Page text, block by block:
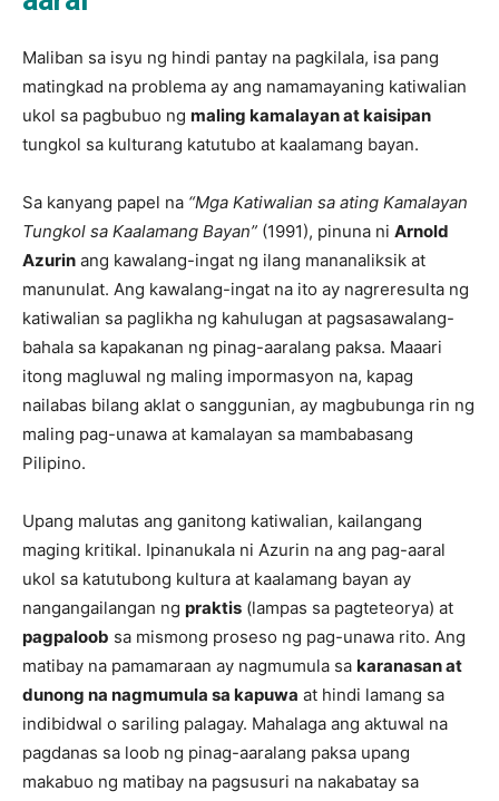
Maliban sa isyu ng hindi pantay na pagkilala, isa pang
matingkad na problema ay ang namamayaning katiwalian
ukol sa pagbubuo ng maling kamalayan at kaisipan
tungkol sa kulturang katutubo at kaalamang bayan.
Sa kanyang papel na “Mga Katiwalian sa ating Kamalayan
Tungkol sa Kaalamang Bayan” (1991), pinuna ni Arnold
Azurin ang kawalang-ingat ng ilang mananaliksik at
manunulat. Ang kawalang-ingat na ito ay nagreresulta ng
katiwalian sa paglikha ng kahulugan at pagsasawalang-
bahala sa kapakanan ng pinag-aaralang paksa. Maaari
itong magluwal ng maling impormasyon na, kapag
nailabas bilang aklat o sanggunian, ay magbubunga rin ng
maling pag-unawa at kamalayan sa mambabasang
Pilipino.
Upang malutas ang ganitong katiwalian, kailangang
maging kritikal. Ipinanukala ni Azurin na ang pag-aaral
ukol sa katutubong kultura at kaalamang bayan ay
nangangailangan ng praktis (lampas sa pagteteorya) at
pagpaloob sa mismong proseso ng pag-unawa rito. Ang
matibay na pamamaraan ay nagmumula sa karanasan at
dunong na nagmumula sa kapuwa at hindi lamang sa
indibidwal o sariling palagay. Mahalaga ang aktuwal na
pagdanas sa loob ng pinag-aaralang paksa upang
makabuo ng matibay na pagsusuri na nakabatay sa